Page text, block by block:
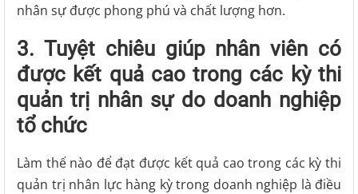
nhân sự được phong phú và chất lượng hơn.
3. Tuyệt chiêu giúp nhân viên có
được kết quả cao trong các kỳ thi
quản trị nhân sự do doanh nghiệp
tổ chức
Làm thế nào để đạt được kết quả cao trong các kỳ thi
quản trị nhân lực hàng kỳ trong doanh nghiệp là điều